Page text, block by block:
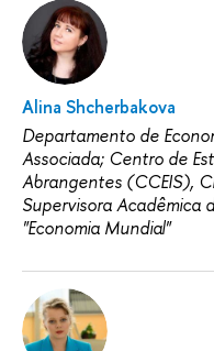
Alina Shcherbakova
Departamento de
Associada; Centro de
Abrangentes (CCEIS),
Supervisora Acadêmica
"Economia Mundial"